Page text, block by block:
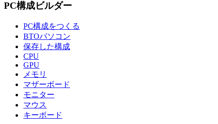
PC構成ビルダー
PC構成をつくる
BTOパソコン
保存した構成
CPU
GPU
メモリ
マザーボード
モニター
マウス
キーボード